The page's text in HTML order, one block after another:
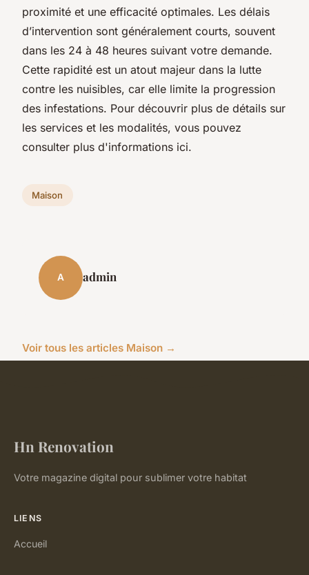
proximité et une efficacité optimales. Les délais
d’intervention sont généralement courts, souvent
dans les 24 à 48 heures suivant votre demande.
Cette rapidité est un atout majeur dans la lutte
contre les nuisibles, car elle limite la progression
des infestations. Pour découvrir plus de détails sur
les services et les modalités, vous pouvez
consulter plus d'informations ici.
Maison
A admin
Voir tous les articles Maison →
Hn Renovation
Votre magazine digital pour sublimer votre habitat
LIENS
Accueil